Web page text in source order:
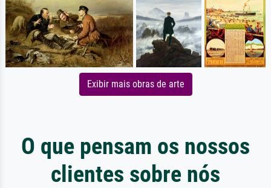
Exibir mais obras de arte
O que pensam os nossos
clientes sobre nós